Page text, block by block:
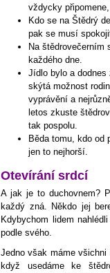
vždycky
Kdo se na Štědrý
pak se musí
Na
každého dne.
Jídlo bylo a dodnes
skýtá možnost
vyprávění a
letos zkuste
tak pospolu.
Běda tomu, kdo od
jen to nejhorší.
Otevírání srdcí
A jak je to duchovnem?
každý zná. Někdo jej
Kdybychom lidem
podle svého.
Jedno však máme
když usedáme ke